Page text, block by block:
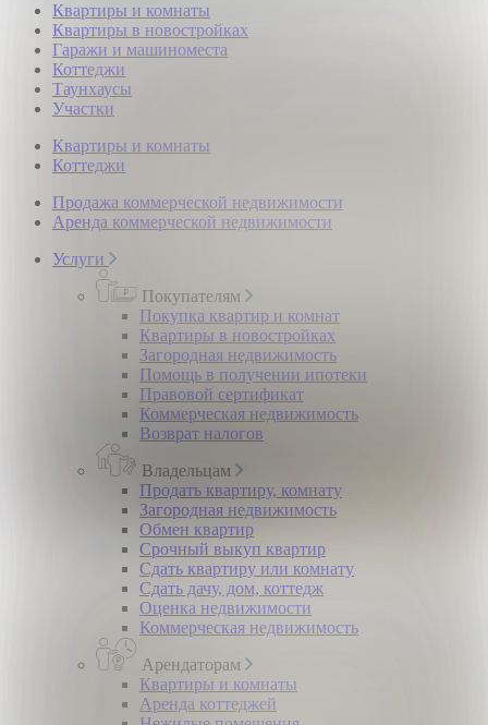
Квартиры и комнаты
Квартиры в новостройках
Гаражи и машиноместа
Коттеджи
Таунхаусы
Участки
Квартиры и комнаты
Коттеджи
Продажа коммерческой недвижимости
Аренда коммерческой недвижимости
Услуги
Покупателям
Покупка квартир и комнат
Квартиры в новостройках
Загородная недвижимость
Помощь в получении ипотеки
Правовой сертификат
Коммерческая недвижимость
Возврат налогов
Владельцам
Продать квартиру, комнату
Загородная недвижимость
Обмен квартир
Срочный выкуп квартир
Сдать квартиру или комнату
Сдать дачу, дом, коттедж
Оценка недвижимости
Коммерческая недвижимость
Арендаторам
Квартиры и комнаты
Аренда коттеджей